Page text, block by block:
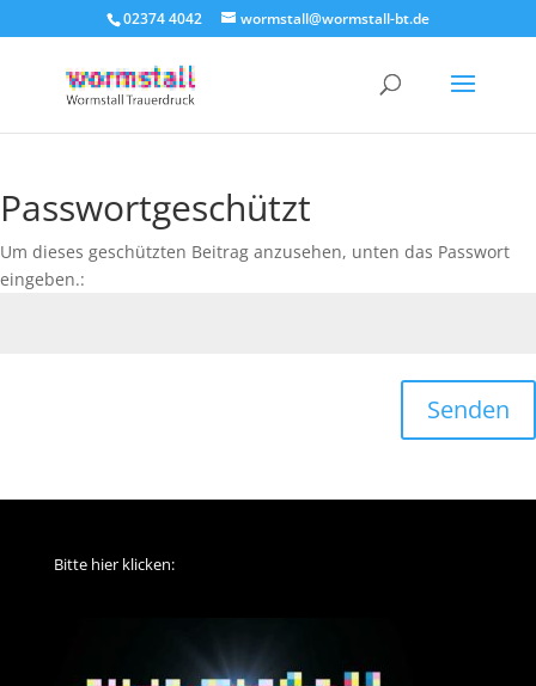
02374 4042 wormstall@wormstall-bt.de
Passwortgeschützt
Um dieses geschützten Beitrag anzusehen, unten das Passwort
eingeben.:
Senden
Bitte hier klicken: